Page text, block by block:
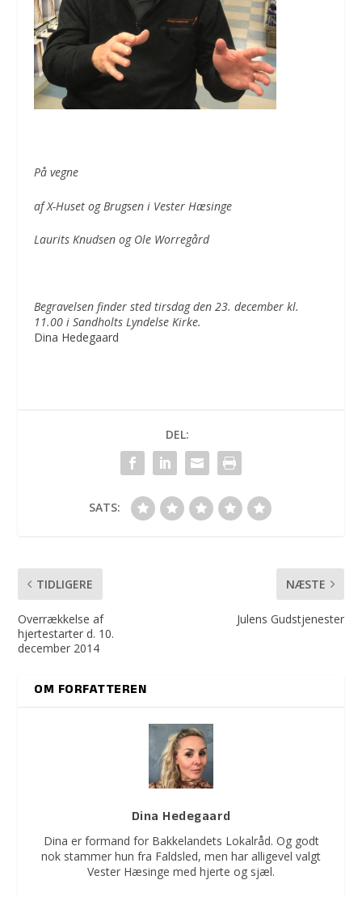
På vegne
af X-Huset og Brugsen i Vester Hæsinge
Laurits Knudsen og Ole Worregård
Begravelsen finder sted tirsdag den 23. december kl.
11.00 i Sandholts Lyndelse Kirke.
Dina Hedegaard
DEL:
SATS:
TIDLIGERE
Overrækkelse af
hjertestarter d. 10.
december 2014
NÆSTE
Julens Gudstjenester
OM FORFATTEREN
Dina Hedegaard
Dina er formand for Bakkelandets Lokalråd. Og godt
nok stammer hun fra Faldsled, men har alligevel valgt
Vester Hæsinge med hjerte og sjæl.